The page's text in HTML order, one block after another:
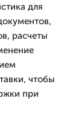
для
расчеты
чтобы
при